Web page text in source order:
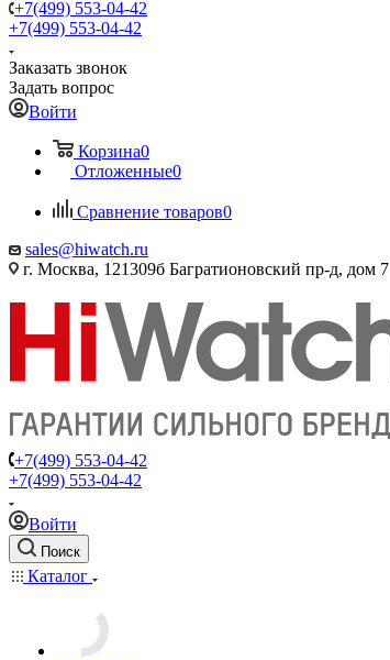
+7(499) 553-04-42
+7(499) 553-04-42
Заказать звонок
Задать вопрос
Войти
Корзина0
Отложенные0
Сравнение товаров0
sales@hiwatch.ru
г. Москва, 121309б Багратионовский пр-д, дом 7
+7(499) 553-04-42
+7(499) 553-04-42
Войти
Поиск
Каталог